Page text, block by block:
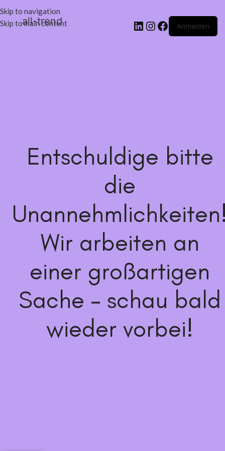
Skip to navigation
Skip to main content
all-trend Anmelden
Entschuldige bitte
die
Wir arbeiten an
einer großartigen
Sache – schau bald
wieder vorbei!